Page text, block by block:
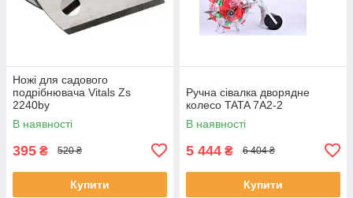
Ножі для садового
подрібнювача Vitals Zs
2240by
В наявності
395 ₴ 520 ₴
Купити
Ручна сівалка дворядне
колесо TATA 7A2-2
В наявності
5 444 ₴ 6 404 ₴
Купити